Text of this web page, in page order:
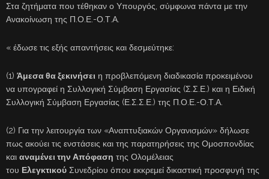
Στα ζητήματα που τέθηκαν ο Υπουργός, σύμφωνα πάντα με την
Ανακοίνωση της Π.Ο.Ε.-Ο.Τ.Α.
« έδωσε τις εξής απαντήσεις και δεσμεύτηκε:
(1) Άμεσα θα ξεκινήσει η προβλεπόμενη διαδικασία προκειμένου
να υπογραφεί η Συλλογική Σύμβαση Εργασίας (Σ.Σ.Ε.) και η Ειδική
Συλλογική Σύμβαση Εργασίας (Ε.Σ.Σ.Ε.) της Π.Ο.Ε.-Ο.Τ.Α.
(2) Για την λειτουργία των «Αναπτυξιακών Οργανισμών» δήλωσε
πως ακούει τις ενστάσεις και της παρατηρήσεις της Ομοσπονδίας
και αναμένει την Απόφαση της Ολομέλειας
του Ελεγκτικού Συνεδρίου όπου εκκρεμεί δικαστική προσφυγή της